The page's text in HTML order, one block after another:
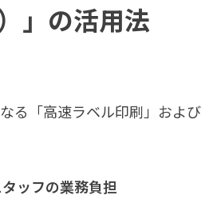
」の活用法
る「高速ラベル印刷」および
ッフの業務負担